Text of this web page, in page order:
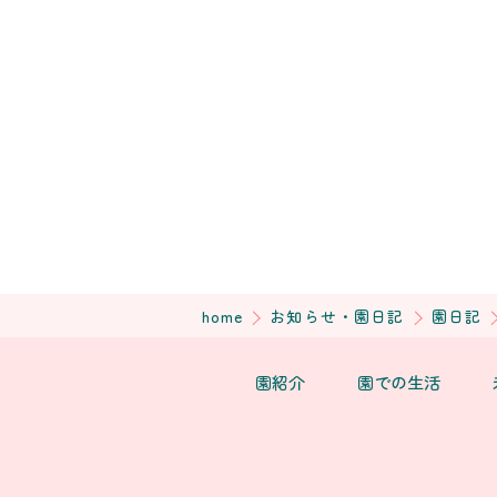
home お知らせ・園日記 園日記
園紹介 園での生活